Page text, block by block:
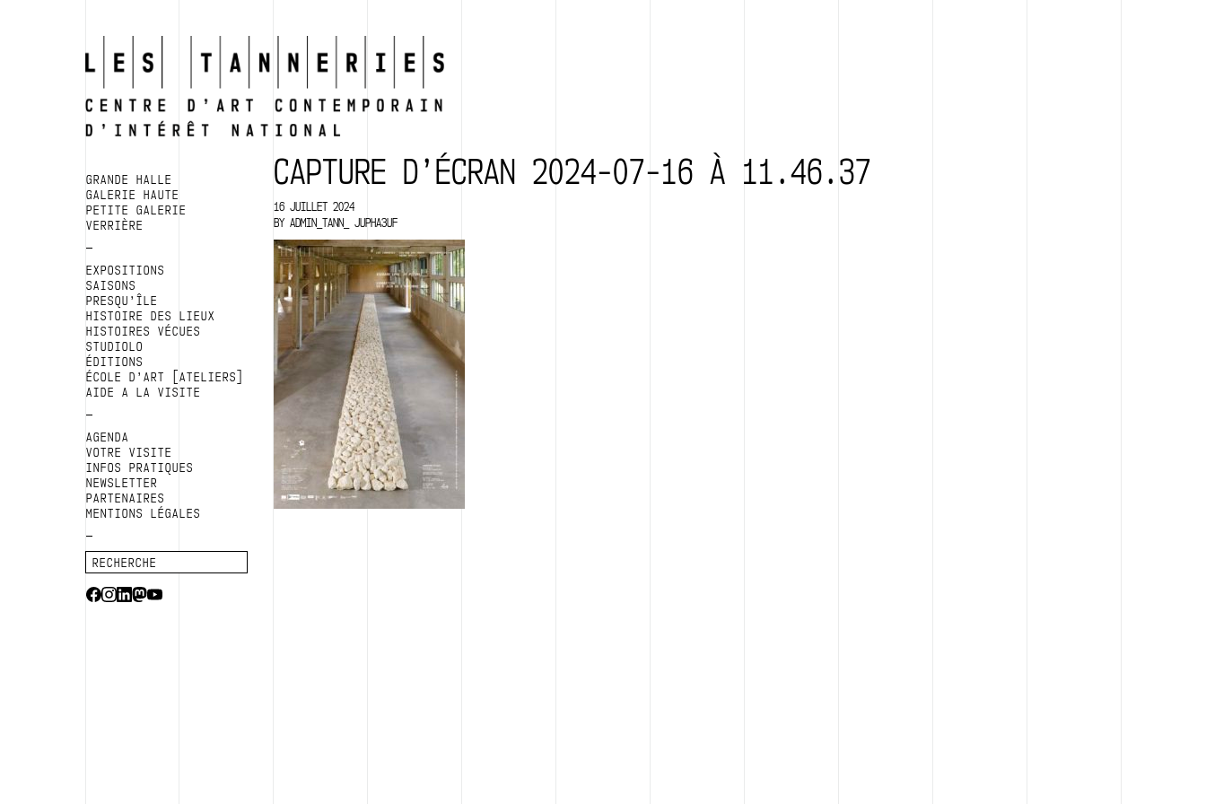
GRANDE HALLE
GALERIE HAUTE
PETITE GALERIE
VERRIÈRE
EXPOSITIONS
SAISONS
PRESQU’ÎLE
HISTOIRE DES LIEUX
HISTOIRES VÉCUES
STUDIOLO
ÉDITIONS
ÉCOLE D’ART [ATELIERS]
AIDE A LA VISITE
AGENDA
VOTRE VISITE
INFOS PRATIQUES
NEWSLETTER
PARTENAIRES
MENTIONS LÉGALES
CAPTURE D’ÉCRAN 2024-07-16 À 11.46.37
16 JUILLET 2024
BY ADMIN_TANN_ JUPHA3UF